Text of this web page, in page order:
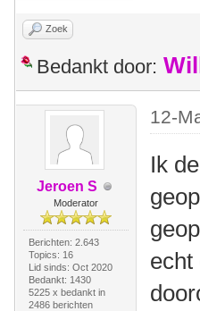
Zoek
Bedankt door:
Jeroen S
Moderator
Berichten: 2.643
Topics: 16
Lid sinds: Oct 2020
Bedankt: 1430
5225 x bedankt in
2486 berichten
12-
Ik
echt